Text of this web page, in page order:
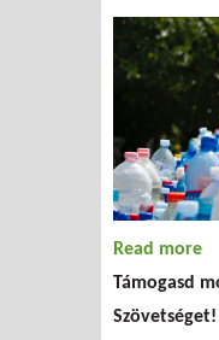
Read more
Támogasd
Szövetséget!